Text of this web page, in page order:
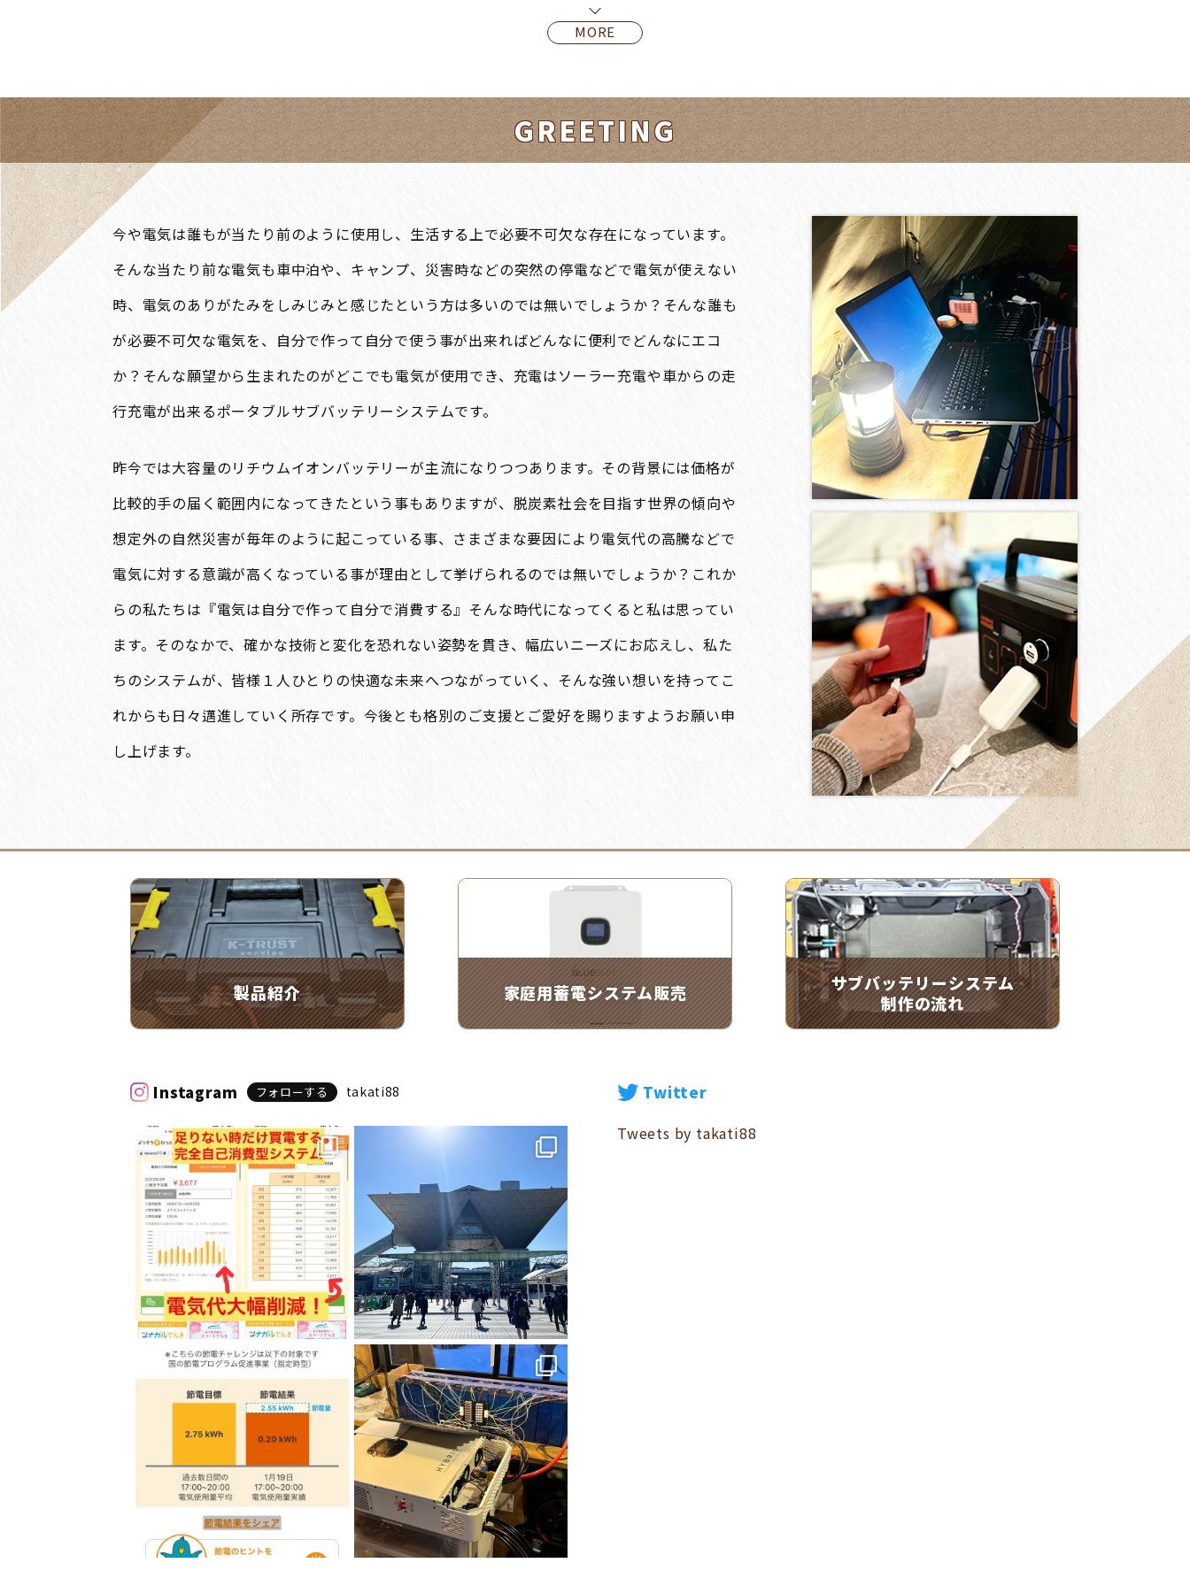
MORE
GREETING
今や電気は誰もが当たり前のように使用し、生活する上で必要不可欠な存在になっています。
そんな当たり前な電気も車中泊や、キャンプ、災害時などの突然の停電などで電気が使えない
時、電気のありがたみをしみじみと感じたという方は多いのでは無いでしょうか？そんな誰も
が必要不可欠な電気を、自分で作って自分で使う事が出来ればどんなに便利でどんなにエコ
か？そんな願望から生まれたのがどこでも電気が使用でき、充電はソーラー充電や車からの走
行充電が出来るポータブルサブバッテリーシステムです。
昨今では大容量のリチウムイオンバッテリーが主流になりつつあります。その背景には価格が
比較的手の届く範囲内になってきたという事もありますが、脱炭素社会を目指す世界の傾向や
想定外の自然災害が毎年のように起こっている事、さまざまな要因により電気代の高騰などで
電気に対する意識が高くなっている事が理由として挙げられるのでは無いでしょうか？これか
らの私たちは『電気は自分で作って自分で消費する』そんな時代になってくると私は思ってい
ます。そのなかで、確かな技術と変化を恐れない姿勢を貫き、幅広いニーズにお応えし、私た
ちのシステムが、皆様１人ひとりの快適な未来へつながっていく、そんな強い想いを持ってこ
れからも日々邁進していく所存です。今後とも格別のご支援とご愛好を賜りますようお願い申
し上げます。
製品紹介 家庭用蓄電システム販売
サブバッテリーシステム
制作の流れ
Instagram フォローする takati88 Twitter
Tweets by takati88